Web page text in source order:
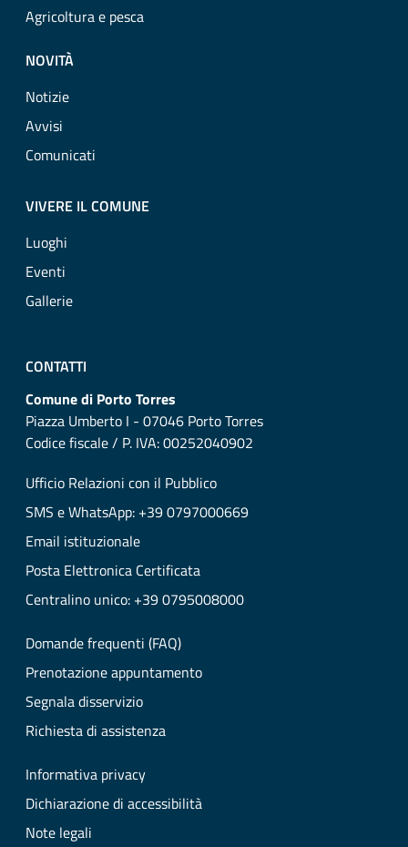
Agricoltura e pesca
NOVITÀ
Notizie
Avvisi
Comunicati
VIVERE IL COMUNE
Luoghi
Eventi
Gallerie
CONTATTI
Comune di Porto Torres
Piazza Umberto I - 07046 Porto Torres
Codice fiscale / P. IVA: 00252040902
Ufficio Relazioni con il Pubblico
SMS e WhatsApp: +39 0797000669
Email istituzionale
Posta Elettronica Certificata
Centralino unico: +39 0795008000
Domande frequenti (FAQ)
Prenotazione appuntamento
Segnala disservizio
Richiesta di assistenza
Informativa privacy
Dichiarazione di accessibilità
Note legali